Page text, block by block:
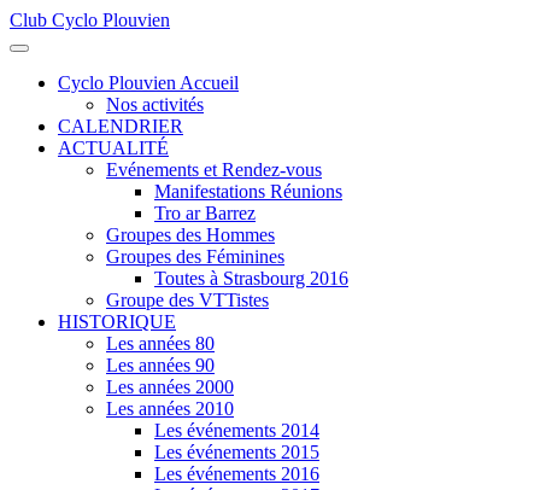
Club Cyclo Plouvien
Cyclo Plouvien Accueil
Nos activités
CALENDRIER
ACTUALITÉ
Evénements et Rendez-vous
Manifestations Réunions
Tro ar Barrez
Groupes des Hommes
Groupes des Féminines
Toutes à Strasbourg 2016
Groupe des VTTistes
HISTORIQUE
Les années 80
Les années 90
Les années 2000
Les années 2010
Les événements 2014
Les événements 2015
Les événements 2016
précédente
précédent
suivante
suivant